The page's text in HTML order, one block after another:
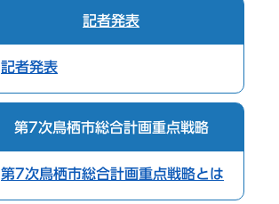
記者発表
記者発表
第7次鳥栖市総合計画重点戦略
第7次鳥栖市総合計画重点戦略とは